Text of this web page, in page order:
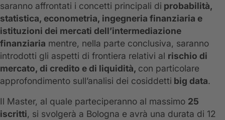
saranno affrontati i concetti principali di probabilità,
statistica, econometria, ingegneria finanziaria e
istituzioni dei mercati dell’intermediazione
finanziaria mentre, nella parte conclusiva, saranno
introdotti gli aspetti di frontiera relativi al rischio di
mercato, di credito e di liquidità, con particolare
approfondimento sull’analisi dei cosiddetti big data.
Il Master, al quale parteciperanno al massimo 25
iscritti, si svolgerà a Bologna e avrà una durata di 12